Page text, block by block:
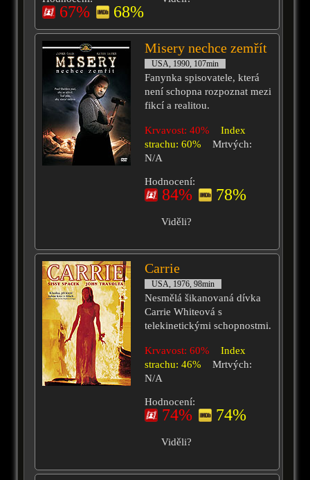
67% 68%
Misery nechce zemřít
USA, 1990, 107min
Fanynka spisovatele, která
není schopna rozpoznat mezi
fikcí a realitou.
Krvavost: 40%
Index
strachu: 60%
Mrtvých:
N/A
Hodnocení:
84% 78%
Viděli?
Carrie
USA, 1976, 98min
Nesmělá šikanovaná dívka
Carrie Whiteová s
telekinetickými schopnostmi.
Krvavost: 60%
Index
strachu: 46%
Mrtvých:
N/A
Hodnocení:
74% 74%
Viděli?